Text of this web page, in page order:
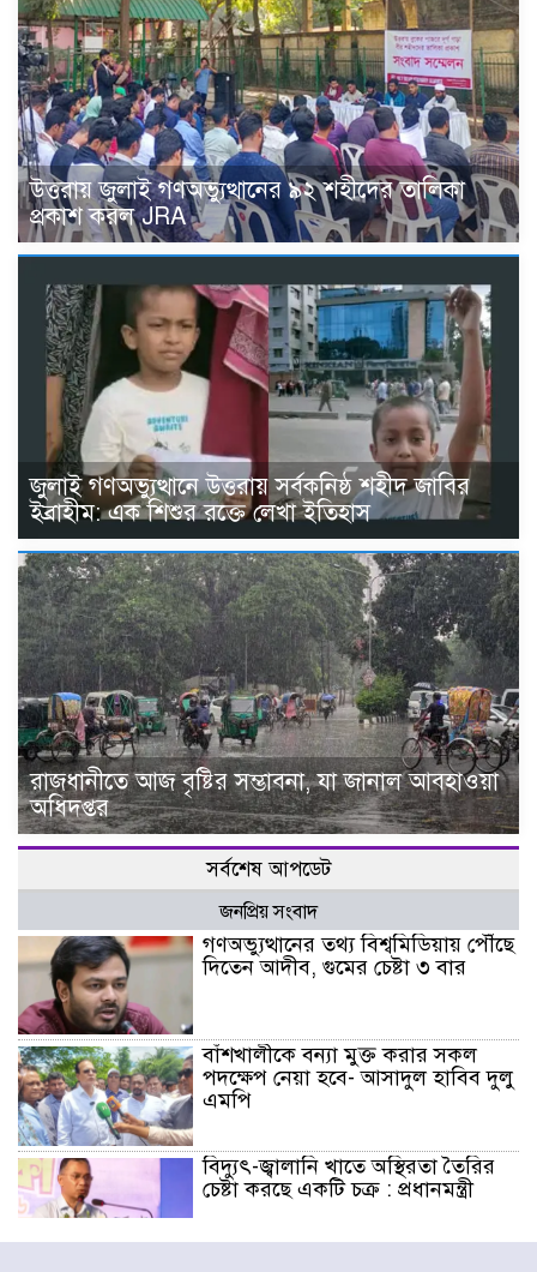
উত্তরায় জুলাই গণঅভ্যুত্থানের ৯২ শহীদের তালিকা
প্রকাশ করল JRA
জুলাই গণঅভ্যুত্থানে উত্তরায় সর্বকনিষ্ঠ শহীদ জাবির
ইব্রাহীম: এক শিশুর রক্তে লেখা ইতিহাস
রাজধানীতে আজ বৃষ্টির সম্ভাবনা, যা জানাল আবহাওয়া
অধিদপ্তর
সর্বশেষ আপডেট
জনপ্রিয় সংবাদ
গণঅভ্যুত্থানের তথ্য বিশ্বমিডিয়ায় পৌঁছে
দিতেন আদীব, গুমের চেষ্টা ৩ বার
বাঁশখালীকে বন্যা মুক্ত করার সকল
পদক্ষেপ নেয়া হবে- আসাদুল হাবিব দুলু
এমপি
বিদ্যুৎ-জ্বালানি খাতে অস্থিরতা তৈরির
চেষ্টা করছে একটি চক্র : প্রধানমন্ত্রী